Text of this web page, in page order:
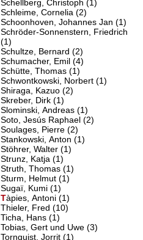
Schellberg, Christoph (1)
Schleime, Cornelia (2)
Schoonhoven, Johannes Jan (1)
Schröder-Sonnenstern, Friedrich
(1)
Schultze, Bernard (2)
Schumacher, Emil (4)
Schütte, Thomas (1)
Schwontkowski, Norbert (1)
Shiraga, Kazuo (2)
Skreber, Dirk (1)
Slominski, Andreas (1)
Soto, Jesús Raphael (2)
Soulages, Pierre (2)
Stankowski, Anton (1)
Stöhrer, Walter (1)
Strunz, Katja (1)
Struth, Thomas (1)
Sturm, Helmut (1)
Sugaï, Kumi (1)
Tàpies, Antoni(1)
Thieler, Fred (10)
Ticha, Hans (1)
Tobias, Gert und Uwe (3)
Tornquist, Jorrit (1)